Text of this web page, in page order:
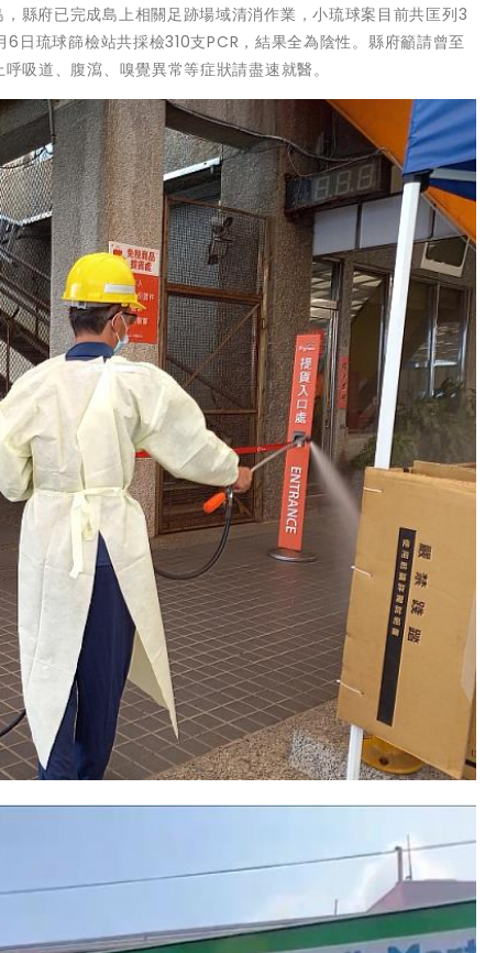
縣府已完成島上相關足跡場域清消作業，小琉球案目前共匡列3
琉球篩檢站共採檢310支PCR，結果全為陰性。縣府籲請曾至
吸道、腹瀉、嗅覺異常等症狀請盡速就醫。